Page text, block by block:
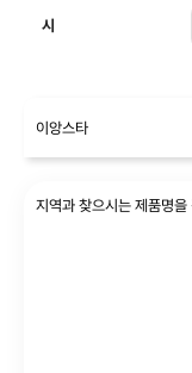
홍보센터
인재채용
시
지역과 찾으시는 제품명을